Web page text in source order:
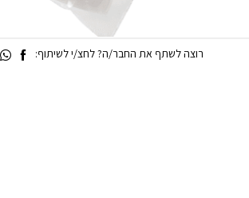
רוצה לשתף את החבר/ה? לחצ/י לשיתוף: